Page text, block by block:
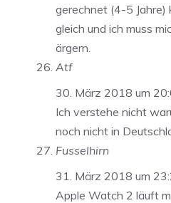
gerechnet (4-5 Jahre)
gleich und ich muss
ärgern.
Atf
30. März 2018 um
Ich verstehe nicht
noch nicht in
Fusselhirn
31. März 2018 um
Apple Watch 2 läuft